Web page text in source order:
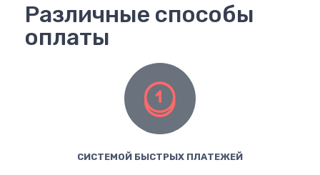
Различные способы
оплаты
СИСТЕМОЙ БЫСТРЫХ ПЛАТЕЖЕЙ